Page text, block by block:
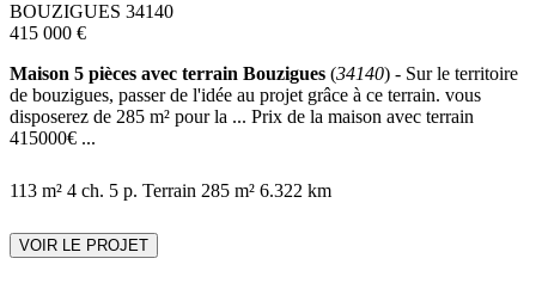
BOUZIGUES 34140
415 000 €
Maison 5 pièces avec terrain Bouzigues (34140) - Sur le territoire
de bouzigues, passer de l'idée au projet grâce à ce terrain. vous
disposerez de 285 m² pour la ... Prix de la maison avec terrain
415000€ ...
113 m² 4 ch. 5 p. Terrain 285 m² 6.322 km
VOIR LE PROJET